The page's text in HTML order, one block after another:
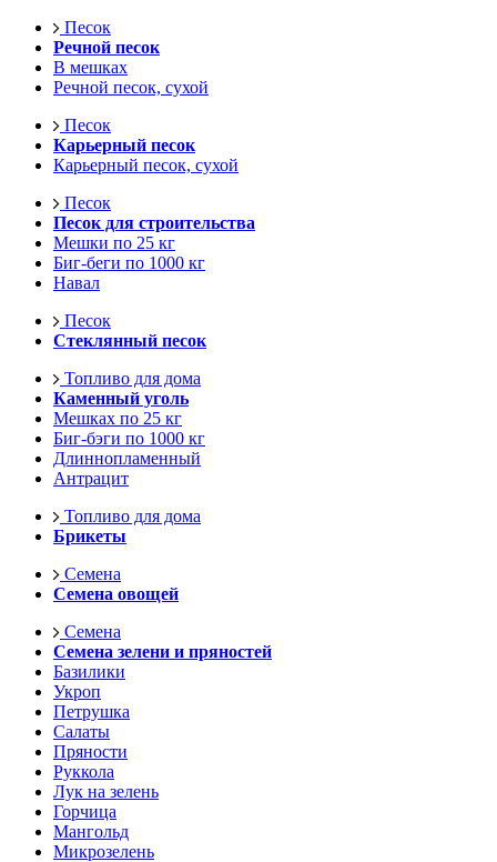
Песок
Речной песок
В мешках
Речной песок, сухой
Песок
Карьерный песок
Карьерный песок, сухой
Песок
Песок для строительства
Мешки по 25 кг
Биг-беги по 1000 кг
Навал
Песок
Стеклянный песок
Топливо для дома
Каменный уголь
Мешках по 25 кг
Биг-бэги по 1000 кг
Длиннопламенный
Антрацит
Топливо для дома
Брикеты
Семена
Семена овощей
Семена
Семена зелени и пряностей
Базилики
Укроп
Петрушка
Салаты
Пряности
Руккола
Лук на зелень
Горчица
Мангольд
Микрозелень